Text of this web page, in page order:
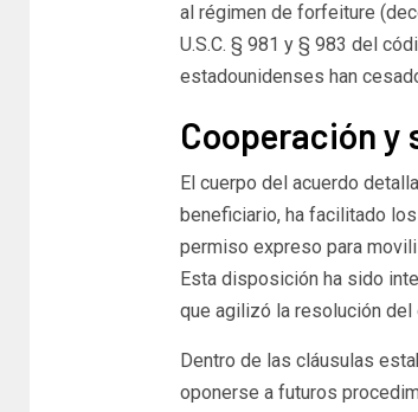
al régimen de forfeiture
U.S.C. § 981 y § 983 del
estadounidenses han
Cooperación y
El cuerpo del acuerdo
beneficiario, ha facilitado
permiso expreso para
Esta disposición ha sido
que agilizó la resolución del
Dentro de las cláusulas
oponerse a futuros